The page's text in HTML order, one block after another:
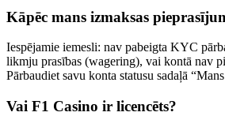
Kāpēc mans izmaksas
Iespējamie iemesli: nav pabeigta KYC
likmju prasības (wagering), vai kontā nav
Pārbaudiet savu konta statusu sadaļā
Vai F1 Casino ir licencēts?